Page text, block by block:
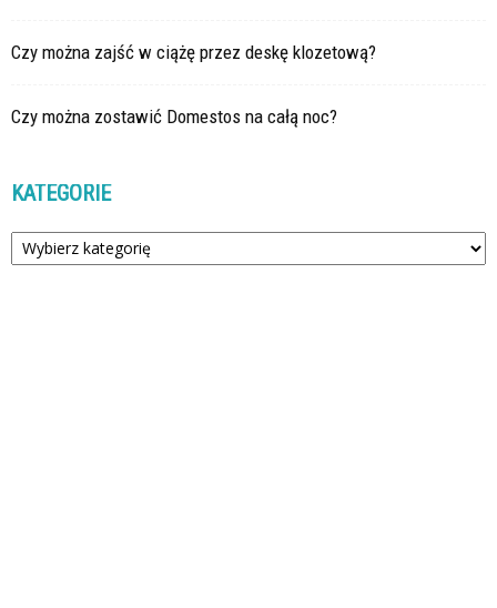
Czy można zajść w ciążę przez deskę klozetową?
Czy można zostawić Domestos na całą noc?
KATEGORIE
Kategorie